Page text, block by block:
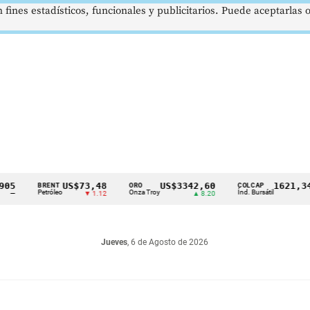
BRENT
Petróleo
US$73,48
▼ 1.12
ORO
Onza Troy
US$3342,60 COLCAP
Índ. Bursátil
1621,34 pts
Jueves, 6 de Agosto de 2026
estadísticos, funcionales y publicitarios. Puede aceptarlas